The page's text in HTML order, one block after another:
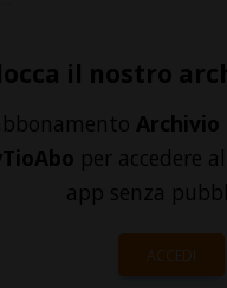
il nostro
Archivio
per accedere
app senza
ACCEDI